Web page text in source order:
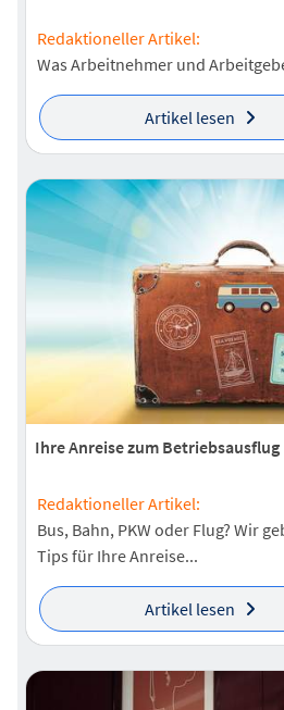
Redaktioneller Artikel:
Was Arbeitnehmer und
Artikel lesen
Ihre Anreise zum Betriebsausflug
Redaktioneller Artikel:
Bus, Bahn, PKW oder Flug? Wir
Tips für Ihre Anreise...
Artikel lesen